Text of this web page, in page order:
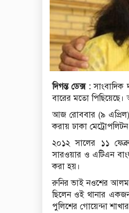
দিগন্ত ডেক্স :সাংবাদিক
বারের মতো
আজ রোববার (৯ এপ্রিল)
করায় ঢাকা
২০১২ সালের ১১
সারওয়ার ও এটিএন
করা হয়।
রুনির ভাই নওশের আলম
ছিলেন ওই থানার
পুলিশের গোয়েন্দা শাখার